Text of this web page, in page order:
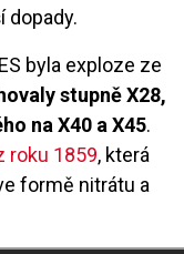
dopady.
byla exploze ze
stupně X28,
na X40 a X45.
roku 1859, která
formě nitrátu a